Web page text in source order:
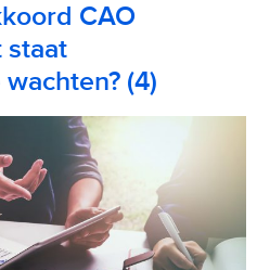
CAO
staat
(4)